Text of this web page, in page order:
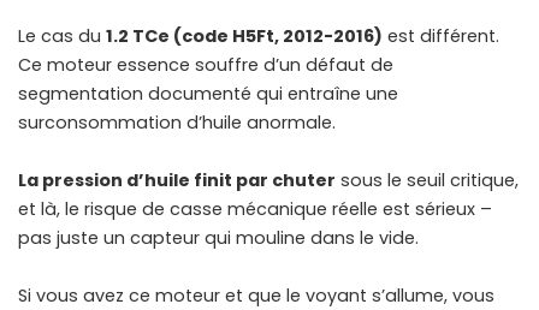
Le cas du 1.2 TCe (code H5Ft, 2012-2016) est différent.
Ce moteur essence souffre d’un défaut de
segmentation documenté qui entraîne une
surconsommation d’huile anormale.
La pression d’huile finit par chuter sous le seuil critique,
et là, le risque de casse mécanique réelle est sérieux –
pas juste un capteur qui mouline dans le vide.
Si vous avez ce moteur et que le voyant s’allume, vous